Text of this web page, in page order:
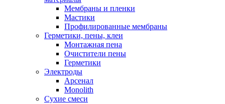
Мембраны и пленки
Мастики
Профилированные мембраны
Герметики, пены, клеи
Монтажная пена
Очистители пены
Герметики
Электроды
Арсенал
Monolith
Сухие смеси